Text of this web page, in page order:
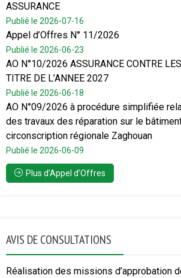
ASSURANCE
Publié le 2026-07-16
Appel d’Offres N° 11/2026
Publié le 2026-06-23
AO N°10/2026 ASSURANCE CONTRE
TITRE DE L’ANNEE 2027
Publié le 2026-06-18
AO N°09/2026 à procédure simplifiée
des travaux des réparation sur le
circonscription régionale Zaghouan
Publié le 2026-06-09
Plus d’Appel d’Offres
AVIS DE CONSULTATIONS
Réalisation des missions d’approbation